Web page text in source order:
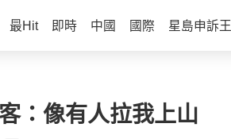
最Hit 即時 中國 國際 星島申訴王
：像有人拉我上山